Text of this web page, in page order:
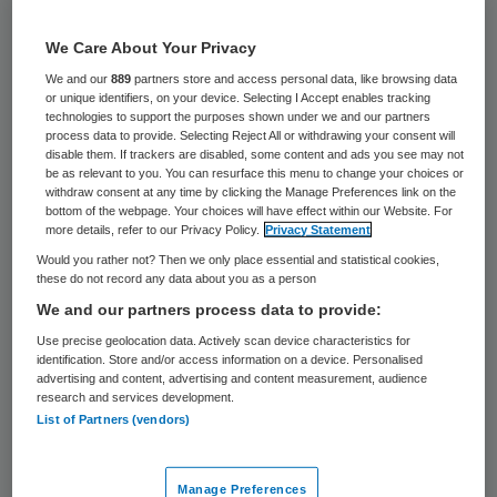
Vlasgaard in Valkenswaard zijn
woensdagavond preventief ontruimd
vanwege de brand op het nabijgelegen
industrieterrein. Bijna tweehonderd
verpleeghuisbewoners moesten hun woning
verlaten, weet NOS.
Brand Valkenswaard
De gemeente Valkenswaard wilde geen
risico nemen met de voortdurende rook en
roetneerslag. De bewoners mogen
naar de verpleeghuizen.
We Care About Your Privacy
We and our889 partners store and access personal data, like browsing data
or unique identifiers, on your device. Selecting I Accept enables tracking
technologies to support the purposes shown under we and our partners
process data to provide. Selecting Reject All or withdrawing your consent will
disable them. If trackers are disabled, some content and ads you see may not
be as relevant to you. You can resurface this menu to change your choices or
withdraw consent at any time by clicking the Manage Preferences link on the
bottom of the webpage. Your choices will have effect within our Website. For
more details, refer to our Privacy Policy.
Privacy Statement
Would you rather not? Then we only place essential and statistical cookies,
these do not record any data about you as a person
We and our partners process data to provide:
Use precise geolocation data. Actively scan device characteristics for
identification. Store and/or access information on a device. Personalised
advertising and content, advertising and content measurement, audience
research and services development.
List of Partners (vendors)
Manage Preferences